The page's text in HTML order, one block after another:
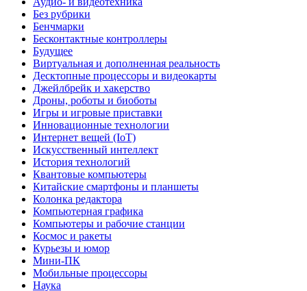
Без рубрики
Бенчмарки
Бесконтактные контроллеры
Будущее
Виртуальная и дополненная реальность
Десктопные процессоры и видеокарты
Джейлбрейк и хакерство
Дроны, роботы и биоботы
Игры и игровые приставки
Инновационные технологии
Интернет вещей (IoT)
Искусственный интеллект
История технологий
Квантовые компьютеры
Китайские смартфоны и планшеты
Колонка редактора
Компьютерная графика
Компьютеры и рабочие станции
Космос и ракеты
Курьезы и юмор
Мини-ПК
Мобильные процессоры
Наука